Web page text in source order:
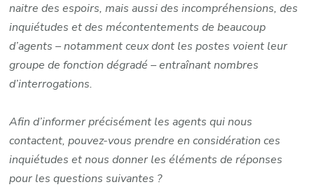
naitre des espoirs, mais aussi des incompréhensions, des
inquiétudes et des mécontentements de beaucoup
d’agents – notamment ceux dont les postes voient leur
groupe de fonction dégradé – entraînant nombres
d’interrogations.
Afin d’informer précisément les agents qui nous
contactent, pouvez-vous prendre en considération ces
inquiétudes et nous donner les éléments de réponses
pour les questions suivantes ?